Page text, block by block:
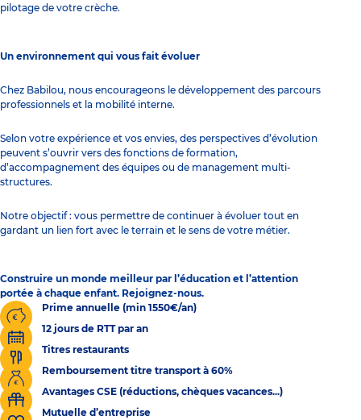
pilotage de votre crèche.
Un environnement qui vous fait évoluer
Chez Babilou, nous encourageons le développement des parcours
professionnels et la mobilité interne.
Selon votre expérience et vos envies, des perspectives d’évolution
peuvent s’ouvrir vers des fonctions de formation,
d’accompagnement des équipes ou de management multi-
structures.
Notre objectif : vous permettre de continuer à évoluer tout en
gardant un lien fort avec le terrain et le sens de votre métier.
Construire un monde meilleur par l’éducation et l’attention
portée à chaque enfant. Rejoignez-nous.
Prime annuelle (min 1550€/an)
12 jours de RTT par an
Titres restaurants
Remboursement titre transport à 60%
Avantages CSE (réductions, chèques vacances...)
Mutuelle d’entreprise